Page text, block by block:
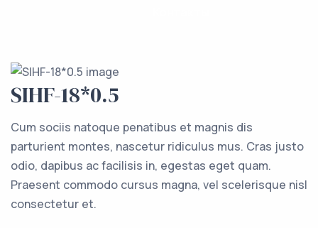
SIHF-18*0.5
Cum sociis natoque penatibus et magnis dis
parturient montes, nascetur ridiculus mus. Cras justo
odio, dapibus ac facilisis in, egestas eget quam.
Praesent commodo cursus magna, vel scelerisque nisl
consectetur et.